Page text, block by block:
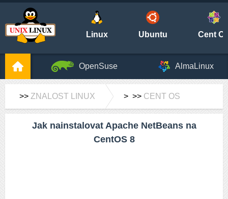
Linux Ubuntu Cent
OpenSuse AlmaLinux
>> ZNALOST LINUX > >> CENT OS
Jak nainstalovat Apache NetBeans na
CentOS 8